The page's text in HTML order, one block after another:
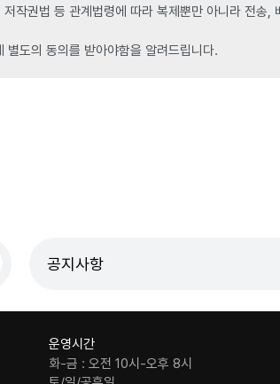
작권법 등 관계법령에 따라 복제뿐만 아니라 전송,
별도의 동의를 받아야함을 알려드립니다.
공지사항
운영시간
화-금 : 오전 10시-오후 8시